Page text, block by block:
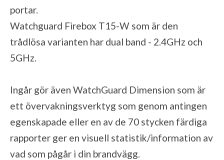
portar.
Watchguard Firebox T15-W som är den
trådlösa varianten har dual band - 2.4GHz och
5GHz.
Ingår gör även WatchGuard Dimension som är
ett övervakningsverktyg som genom antingen
egenskapade eller en av de 70 stycken färdiga
rapporter ger en visuell statistik/information av
vad som pågår i din brandvägg.